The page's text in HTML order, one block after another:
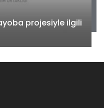
projesiyle ilgili